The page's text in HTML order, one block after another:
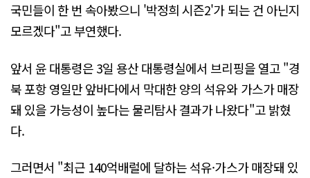
국민들이 한 번 속아봤으니 '박정희 시즌2'가 되는 건 아닌지
모르겠다"고 부연했다.
앞서 윤 대통령은 3일 용산 대통령실에서 브리핑을 열고 "경
북 포항 영일만 앞바다에서 막대한 양의 석유와 가스가 매장
돼 있을 가능성이 높다는 물리탐사 결과가 나왔다"고 밝혔
다.
그러면서 "최근 140억배럴에 달하는 석유·가스가 매장돼 있